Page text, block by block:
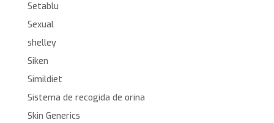
Setablu
Sexual
shelley
Siken
Simildiet
Sistema de recogida de orina
Skin Generics